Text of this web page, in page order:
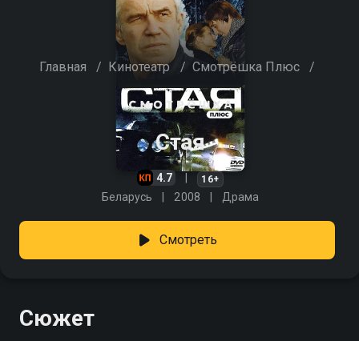
Главная / Кинотеатр / Смотрёшка Плюс /
Стая
4.7 16+
Беларусь 2008 Драма
Смотреть
Сюжет